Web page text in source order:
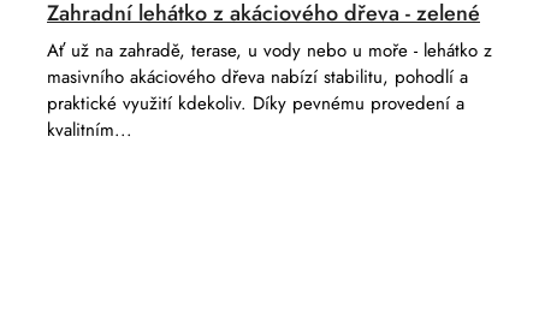
Zahradní lehátko z akáciového dřeva - zelené
Ať už na zahradě, terase, u vody nebo u moře - lehátko z
masivního akáciového dřeva nabízí stabilitu, pohodlí a
praktické využití kdekoliv. Díky pevnému provedení a
kvalitním...